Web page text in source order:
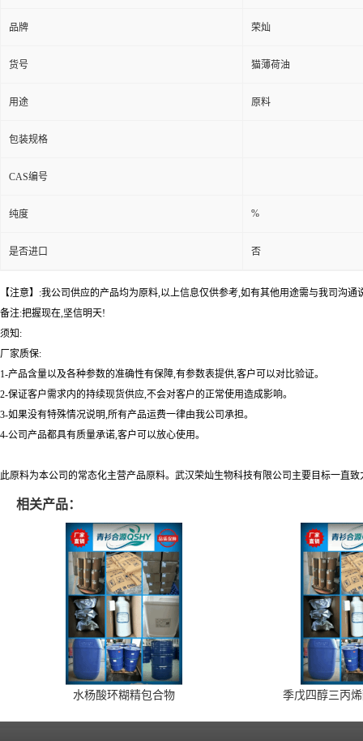
品牌 荣灿
货号 猫薄荷油
用途 原料
包装规格
CAS编号
纯度 %
是否进口 否
【注意】:我公司供应的产品均为原料,以上信息仅供参考,如有其他用途需与我司沟
备注:把握现在,坚信明天!
须知:
厂家质保:
1-产品含量以及各种参数的准确性有保障,有参数表提供,客户可以对比验证。
2-保证客户需求内的持续现货供应,不会对客户的正常使用造成影响。
3-如果没有特殊情况说明,所有产品运费一律由我公司承担。
4-公司产品都具有质量承诺,客户可以放心使用。
此原料为本公司的常态化主营产品原料。武汉荣灿生物科技有限公司主要目标一直
相关产品：
水杨酸环糊精包合物 季戊四醇三丙